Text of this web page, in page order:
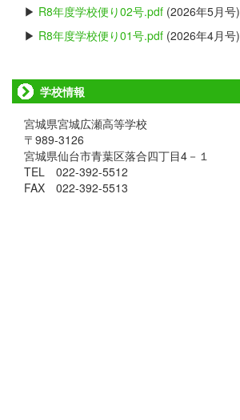
▶ R8年度学校便り02号.pdf (2026年5月号)
▶ R8年度学校便り01号.pdf (2026年4月号)
学校情報
宮城県宮城広瀬高等学校
〒989-3126
宮城県仙台市青葉区落合四丁目4－１
TEL 022-392-5512
FAX 022-392-5513